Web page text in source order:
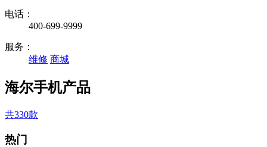
电话：
400-699-9999
服务：
维修 商城
海尔手机产品
共330款
热门